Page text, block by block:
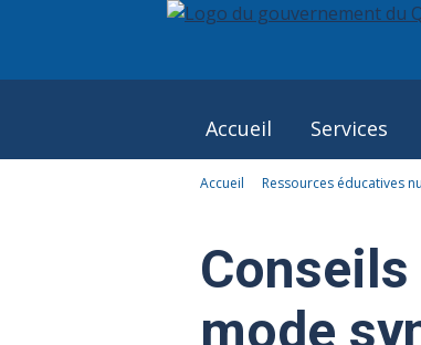
Accueil Services
Le Pôle
Accueil Ressources éducatives
mode